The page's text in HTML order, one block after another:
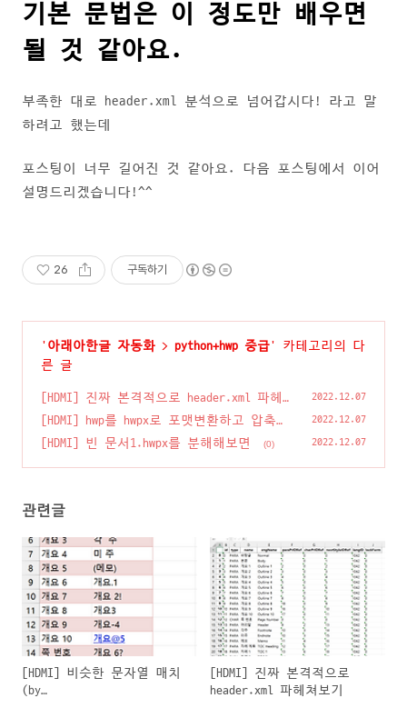
기본 문법은 이 정도만 배우면
될 것 같아요.
부족한 대로 header.xml 분석으로 넘어갑시다! 라고 말
하려고 했는데
포스팅이 너무 길어진 것 같아요. 다음 포스팅에서 이어
설명드리겠습니다!^^
26 구독하기
' 아래아한글 자동화 > python+hwp 중급' 카테고리의 다
른 글
[HDMI] 진짜 본격적으로 header.xml 파헤
쳐보기
(0)
2022.12.07
[HDMI] hwp를 hwpx로 포맷변환하고 압축
풀기
(0)
2022.12.07
[HDMI] 빈 문서1.hwpx를 분해해보면 (0) 2022.12.07
관련글
[HDMI] 비슷한 문자열 매치
(by
[HDMI] 진짜 본격적으로
header.xml 파헤쳐보기